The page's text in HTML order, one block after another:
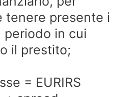
tenere presente i
periodo in cui
il prestito;
= EURIRS